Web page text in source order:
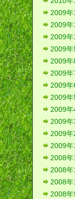
2009年
2009年
2009年
2009年
2009年
2009年
2009年
2009年
2009年
2009年
2009年
2009年
2008年
2008年
2008年
2008年